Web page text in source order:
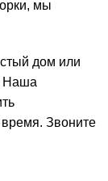
мы
дом или
Наша
время. Звоните